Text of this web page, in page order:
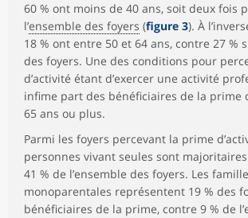
60 % ont moins de 40 ans, soit deux fois
l’ensemble des foyers (figure 3). À
18 % ont entre 50 et 64 ans, contre 27 %
des foyers. Une des conditions pour
d’activité étant d’exercer une activité
infime part des bénéficiaires de la prime
65 ans ou plus.
Parmi les foyers percevant la prime
personnes vivant seules sont
41 % de l’ensemble des foyers. Les
monoparentales représentent 19 % des
bénéficiaires de la prime, contre 9 % de